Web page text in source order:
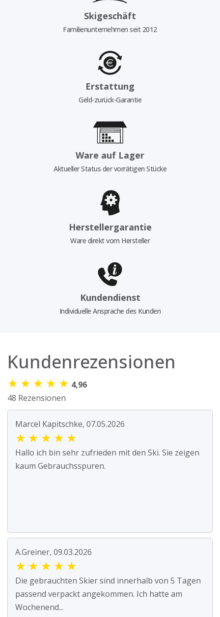
Skigeschäft
Familienunternehmen seit 2012
Erstattung
Geld-zurück-Garantie
Ware auf Lager
Aktueller Status der vorrätigen Stücke
Herstellergarantie
Ware direkt vom Hersteller
Kundendienst
Individuelle Ansprache des Kunden
Kundenrezensionen
★ ★ ★ ★ ★ 4,96
48 Rezensionen
Marcel Kapitschke, 07.05.2026
★ ★ ★ ★ ★
Hallo ich bin sehr zufrieden mit den Ski. Sie zeigen
kaum Gebrauchsspuren.
A.Greiner, 09.03.2026
★ ★ ★ ★ ★
Die gebrauchten Skier sind innerhalb von 5 Tagen
passend verpackt angekommen. Ich hatte am
Wochenend...